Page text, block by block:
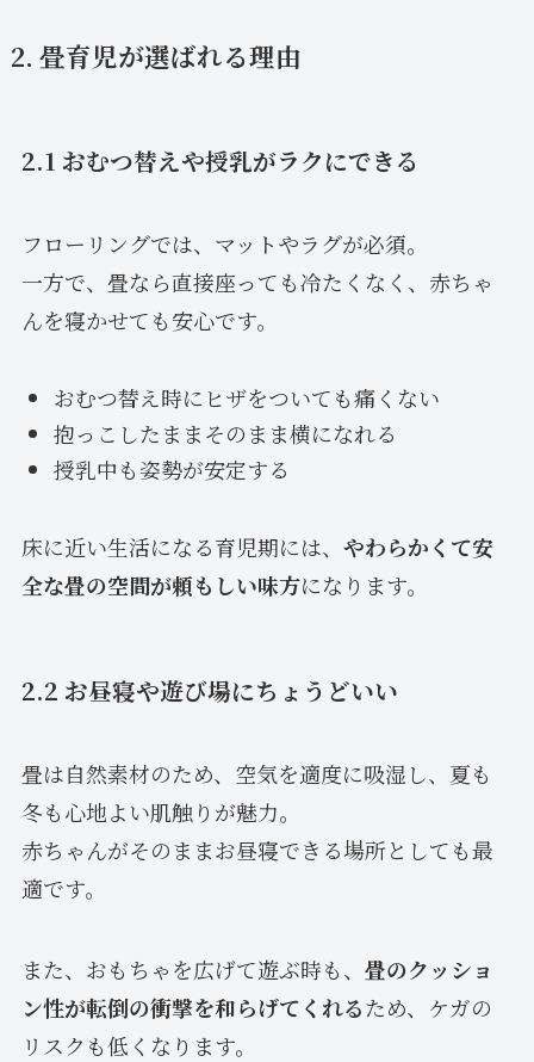
2. 畳育児が選ばれる理由
2.1 おむつ替えや授乳がラクにできる
フローリングでは、マットやラグが必須。
一方で、畳なら直接座っても冷たくなく、赤ちゃ
んを寝かせても安心です。
おむつ替え時にヒザをついても痛くない
抱っこしたままそのまま横になれる
授乳中も姿勢が安定する
床に近い生活になる育児期には、 やわらかくて安
全な畳の空間が頼もしい味方になります。
2.2 お昼寝や遊び場にちょうどいい
畳は自然素材のため、空気を適度に吸湿し、夏も
冬も心地よい肌触りが魅力。
赤ちゃんがそのままお昼寝できる場所としても最
適です。
また、おもちゃを広げて遊ぶ時も、 畳のクッショ
ン性が転倒の衝撃を和らげてくれるため、ケガの
リスクも低くなります。